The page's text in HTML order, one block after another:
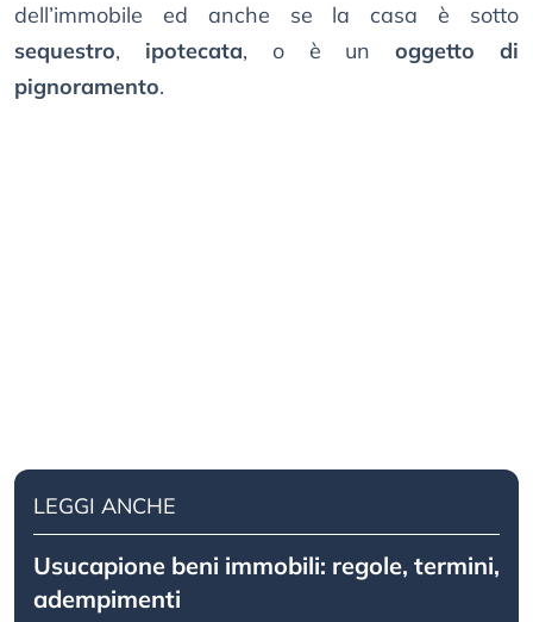
dell’immobile ed anche se la casa è sotto
sequestro, ipotecata, o è unoggetto di
pignoramento.
LEGGI ANCHE
Usucapione beni immobili: regole, termini,
adempimenti